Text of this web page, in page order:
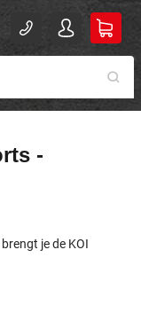
-
je de KOI